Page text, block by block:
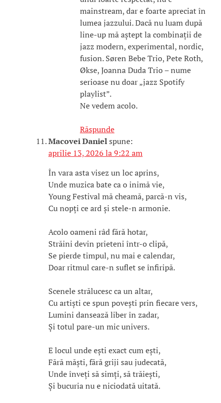
mainstream, dar e foarte apreciat în
lumea jazzului. Dacă nu luam după
line-up mă aștept la combinații de
jazz modern, experimental, nordic,
fusion. Søren Bebe Trio, Pete Roth,
Økse, Joanna Duda Trio – nume
serioase nu doar „jazz Spotify
playlist”.
Ne vedem acolo.
Răspunde
Macovei Danielspune:
aprilie 13, 2026 la 9:22 am
În vara asta visez un loc aprins,
Unde muzica bate ca o inimă vie,
Young Festival mă cheamă, parcă-n vis,
Cu nopți ce ard și stele-n armonie.
Acolo oameni râd fără hotar,
Străini devin prieteni într-o clipă,
Se pierde timpul, nu mai e calendar,
Doar ritmul care-n suflet se înfiripă.
Scenele strălucesc ca un altar,
Cu artiști ce spun povești prin fiecare vers,
Lumini dansează liber în zadar,
Și totul pare-un mic univers.
E locul unde ești exact cum ești,
Fără măști, fără griji sau judecată,
Unde înveți să simți, să trăiești,
Și bucuria nu e niciodată uitată.